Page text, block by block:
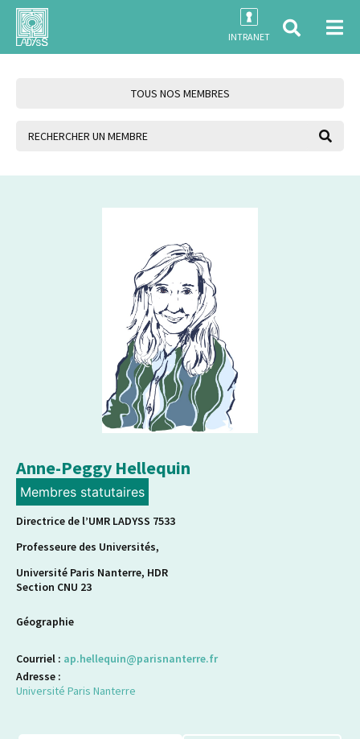
INTRANET
TOUS NOS MEMBRES
Anne-Peggy Hellequin
Membres statutaires
Directrice de l’UMR LADYSS 7533
Professeure des Universités,
Université Paris Nanterre, HDR
Section CNU 23
Géographie
Courriel : ap.hellequin@parisnanterre.fr
Adresse :
Université Paris Nanterre